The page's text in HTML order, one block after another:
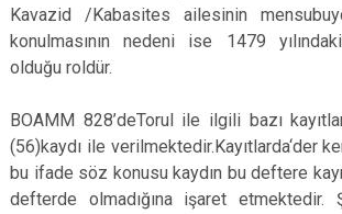
Kavazid /Kabasites ailesinin
konulmasının nedeni ise 1479
olduğu roldür.
BOAMM 828’deTorul ile ilgili bazı
(56)kaydı ile verilmektedir.Kayıtlarda‘der
bu ifade söz konusu kaydın bu deftere
defterde olmadığına işaret etmektedir.